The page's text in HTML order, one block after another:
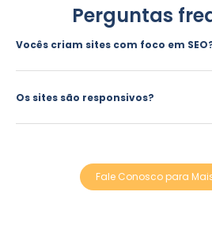
Perguntas
Vocês criam sites com foco em
Os sites são responsivos?
Fale Conosco para